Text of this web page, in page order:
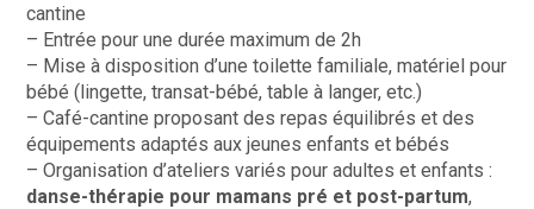
cantine
– Entrée pour une durée maximum de 2h
– Mise à disposition d’une toilette familiale, matériel pour
bébé (lingette, transat-bébé, table à langer, etc.)
– Café-cantine proposant des repas équilibrés et des
équipements adaptés aux jeunes enfants et bébés
– Organisation d’ateliers variés pour adultes et enfants :
danse-thérapie pour mamans pré et post-partum,